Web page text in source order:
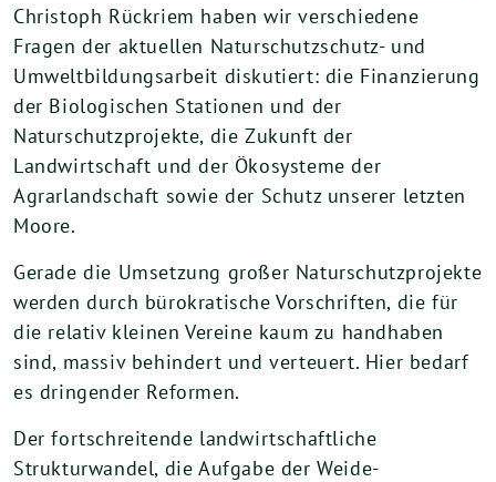
Christoph Rückriem haben wir verschiedene
Fragen der aktuellen Naturschutzschutz- und
Umweltbildungsarbeit diskutiert: die Finanzierung
der Biologischen Stationen und der
Naturschutzprojekte, die Zukunft der
Landwirtschaft und der Ökosysteme der
Agrarlandschaft sowie der Schutz unserer letzten
Moore.
Gerade die Umsetzung großer Naturschutzprojekte
werden durch bürokratische Vorschriften, die für
die relativ kleinen Vereine kaum zu handhaben
sind, massiv behindert und verteuert. Hier bedarf
es dringender Reformen.
Der fortschreitende landwirtschaftliche
Strukturwandel, die Aufgabe der Weide-